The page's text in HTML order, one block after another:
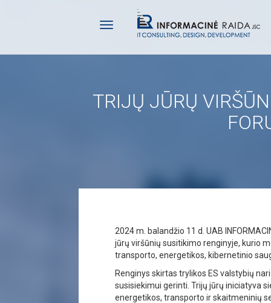
TRIJŲ JŪRŲ
2024 m. balandžio 11 d. UAB
jūrų viršūnių susitikimo renginyje, kurio
transporto, energetikos, kibernetinio
Renginys skirtas trylikos ES valstybių
susisiekimui gerinti. Trijų jūrų iniciatyva
energetikos, transporto ir skaitmeninių